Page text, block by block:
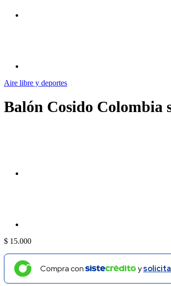
Aire libre y deportes
Balón Cosido Colombia
$ 15.000
Compra con y